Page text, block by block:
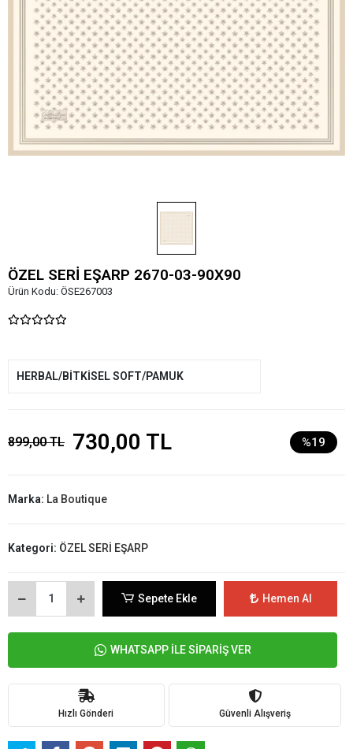
ÖZEL SERİ EŞARP 2670-03-90X90
Ürün Kodu: ÖSE267003
HERBAL/BİTKİSEL SOFT/PAMUK
899,00 TL 730,00 TL %19
Marka: La Boutique
Kategori: ÖZEL SERİ EŞARP
Sepete Ekle Hemen Al
WHATSAPP İLE SİPARİŞ VER
Hızlı Gönderi Güvenli Alışveriş